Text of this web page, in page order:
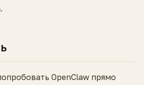
OpenClaw прямо